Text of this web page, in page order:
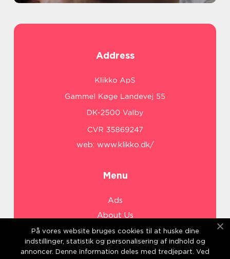
Address
web: www.klikko.dk/
Menu
Ads
About Us
Cookies
Contact
På vores website bruges cookies til at huske dine
indstillinger, statistik og personalisering af indhold og
annoncer. Denne information deles med tredjepart. Ved